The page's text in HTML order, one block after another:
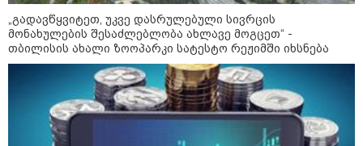
ნია იმნაძის ბებია მიმართვას და
ალექსანდრე გაბაშვილისა და ანი
ნასყიდაშვილის პირადი
მიმოწერის "სქრინებს" ავრცელებს
"ეს ის ადგილია, საიდანაც
გუშინდელი ვიდეო ვირუსულად
გავრცელდა.... დანარჩენი თქვენ
„გადავწყვიტეთ, უკვე დასრულებული სივრცის
მონახულების შესაძლებლობა ახლავე მოგცეთ“ -
თბილისის ახალი ზოოპარკი სატესტო რეჟიმში იხსნება